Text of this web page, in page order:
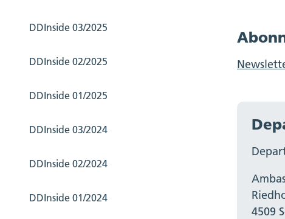
DDInside 03/2025
DDInside 02/2025
DDInside 01/2025
DDInside 03/2024
DDInside 02/2024
DDInside 01/2024
4509